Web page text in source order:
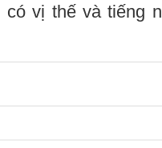
vị thế và tiếng